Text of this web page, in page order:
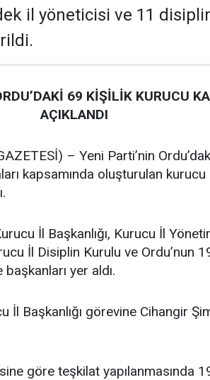
il yöneticisi ve 11
69 KİŞİLİK KURUCU
AÇIKLANDI
– Yeni Parti’nin
kapsamında oluşturulan
İl Başkanlığı, Kurucu İl
İl Disiplin Kurulu ve Ordu’nun
yer aldı.
İl Başkanlığı görevine Cihangir
göre teşkilat yapılanmasında